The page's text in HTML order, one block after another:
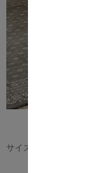
サイズ（約）